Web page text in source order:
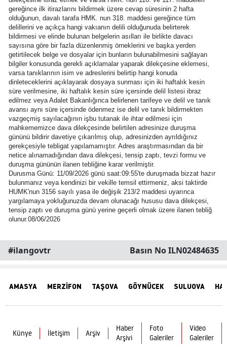
gereğince ilk itirazlarını bildirmek üzere cevap süresinin 2 hafta
olduğunun, davalı tarafa HMK. nun 318. maddesi gereğince tüm
delillerini ve açıkça hangi vakıanın delili olduğunuda belirterek
bildirmesi ve elinde bulunan belgelerin asılları ile birlikte davacı
sayısına göre bir fazla düzenlenmiş örneklerini ve başka yerden
getirtilecek belge ve dosyalar için bunların bulunabilmesini sağlayan
bilgiler konusunda gerekli açıklamalar yaparak dilekçesine eklemesi,
varsa tanıklarının isim ve adreslerini belirtip hangi konuda
dinleteceklerini açıklayarak dosyaya sunması için iki haftalık kesin
süre verilmesine, iki haftalık kesin süre içersinde delil listesi ibraz
edilmez veya Adalet Bakanlığınca belirlenen tarifeye ve delil ve tanık
avansı aynı süre içersinde ödenmez ise delil ve tanık bildirmekten
vazgeçmiş sayılacağının işbu tutanak ile ihtar edilmesi için
mahkememizce dava dilekçesinde belirtilen adresinize duruşma
gününü bildirir davetiye çıkarılmış olup, adresinizden ayrıldığınız
gerekçesiyle tebligat yapılamamıştır. Adres araştırmasından da bir
netice alınamadığından dava dilekçesi, tensip zaptı, tevzi formu ve
duruşma gününün ilanen tebliğine karar verilmiştir.
Durusma Günü: 11/09/2026 günü saat:09:55'te duruşmada bizzat hazır
bulunmanız veya kendinizi bir vekille temsil ettirmeniz, aksi taktirde
HUMK'nun 3156 sayılı yasa ile değişik 213/2 maddesi uyarınca
yargılamaya yokluğunuzda devam olunacağı hususu dava dilekçesi,
tensip zaptı ve duruşma günü yerine geçerli olmak üzere ilanen tebliğ
olunur.08/06/2026
#ilangovtr Basın No ILN02484635
AMASYA MERZİFON TAŞOVA GÖYNÜCEK SULUOVA
Künye İletişim Arşiv
Haber
Arşivi
Foto
Galeriler
Video
Galeriler